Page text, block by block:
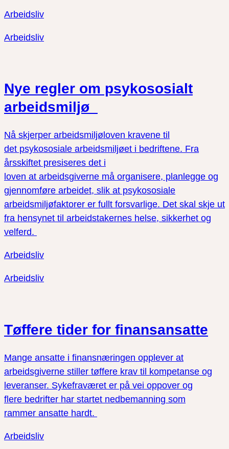
Arbeidsliv
Arbeidsliv
Nye regler om psykososialt
arbeidsmiljø
Nå skjerper arbeidsmiljøloven kravene til
det psykososiale arbeidsmiljøet i bedriftene. Fra
årsskiftet presiseres det i
loven at arbeidsgiverne må organisere, planlegge og
gjennomføre arbeidet, slik at psykososiale
arbeidsmiljøfaktorer er fullt forsvarlige. Det skal skje ut
fra hensynet til arbeidstakernes helse, sikkerhet og
velferd.
Arbeidsliv
Arbeidsliv
Tøffere tider for finansansatte
Mange ansatte i finansnæringen opplever at
arbeidsgiverne stiller tøffere krav til kompetanse og
leveranser. Sykefraværet er på vei oppover og
flere bedrifter har startet nedbemanning som
rammer ansatte hardt.
Arbeidsliv